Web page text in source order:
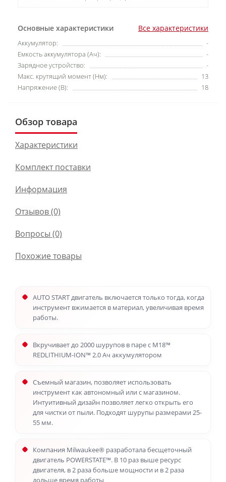
Основные характеристики Все характеристики
Аккумулятор:
-
Емкость аккумулятора (Ач):
-
Зарядное устройство:
-
Макс. крутящий момент (Нм):
13
Напряжение (В):
18
Обзор товара
Характеристики
Комплект поставки
Информация
Отзывов (0)
Вопросы (0)
Похожие товары
AUTO START двигатель включается только тогда, когда
инструмент вжимается в материал, увеличивая время
работы.
Вкручивает до 2000 шурупов в паре с М18™
REDLITHIUM-ION™ 2.0 Ач аккумулятором
Съемный магазин, позволяет использовать
инструмент как автономный или с магазином.
Интуитивный дизайн позволяет легко открыть его
для чистки от пыли. Подходят шурупы размерами 25-
55 мм.
Компания Milwaukee® разработала бесщеточный
двигатель POWERSTATE™. В 10 раз выше ресурс
двигателя, в 2 раза больше мощности и в 2 раза
дольше время работы